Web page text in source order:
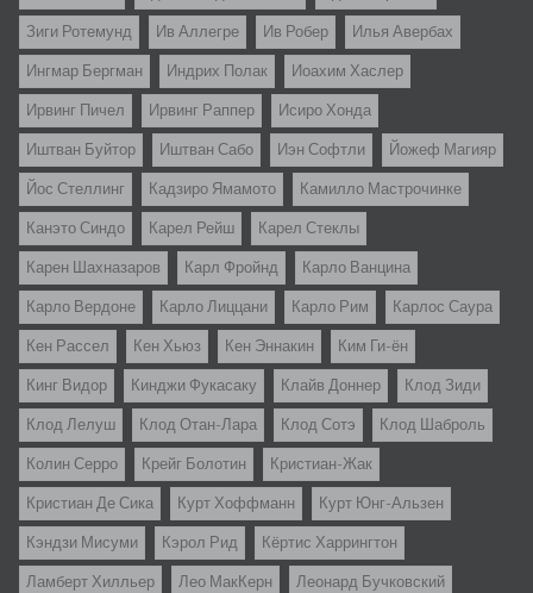
Зиги Ротемунд Ив Аллегре Ив Робер Илья Авербах
Ингмар Бергман Индрих Полак Иоахим Хаслер
Ирвинг Пичел Ирвинг Раппер Исиро Хонда
Иштван Буйтор Иштван Сабо Иэн Софтли Йожеф Магияр
Йос Стеллинг Кадзиро Ямамото Камилло Мастрочинке
Канэто Синдо Карел Рейш Карел Стеклы
Карен Шахназаров Карл Фройнд Карло Ванцина
Карло Вердоне Карло Лиццани Карло Рим Карлос Саура
Кен Рассел Кен Хьюз Кен Эннакин Ким Ги-ён
Кинг Видор Кинджи Фукасаку Клайв Доннер Клод Зиди
Клод Лелуш Клод Отан-Лара Клод Сотэ Клод Шаброль
Колин Серро Крейг Болотин Кристиан-Жак
Кристиан Де Сика Курт Хоффманн Курт Юнг-Альзен
Кэндзи Мисуми Кэрол Рид Кёртис Харрингтон
Ламберт Хилльер Лео МакКерн Леонард Бучковский